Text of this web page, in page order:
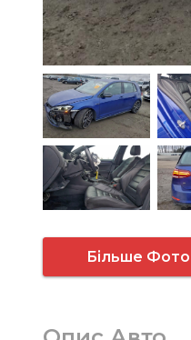
Більше Фото